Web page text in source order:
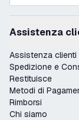
Assistenza
Assistenza clienti
Spedizione e
Restituisce
Metodi di
Rimborsi
Chi siamo